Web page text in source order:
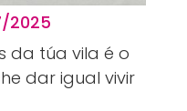
2025
da túa vila é o
dar igual vivir